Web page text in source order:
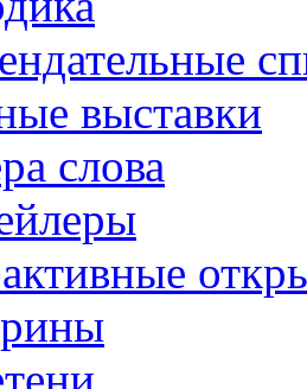
выставки
слова